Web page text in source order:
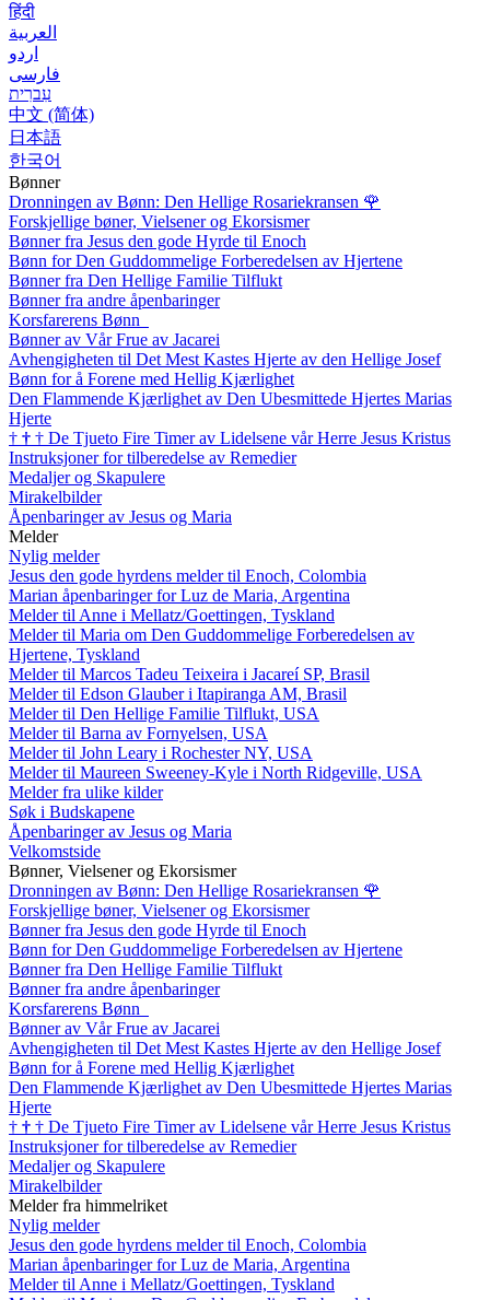
हिंदी
العربية
اردو
فارسی
עִברִית
中文 (简体)
日本語
한국어
Bønner
Dronningen av Bønn: Den Hellige Rosariekransen 🌹
Forskjellige bøner, Vielsener og Ekorsismer
Bønner fra Jesus den gode Hyrde til Enoch
Bønn for Den Guddommelige Forberedelsen av Hjertene
Bønner fra Den Hellige Familie Tilflukt
Bønner fra andre åpenbaringer
Korsfarerens Bønn
Bønner av Vår Frue av Jacarei
Avhengigheten til Det Mest Kastes Hjerte av den Hellige Josef
Bønn for å Forene med Hellig Kjærlighet
Den Flammende Kjærlighet av Den Ubesmittede Hjertes Marias
Hjerte
† † † De Tjueto Fire Timer av Lidelsene vår Herre Jesus Kristus
Instruksjoner for tilberedelse av Remedier
Medaljer og Skapulere
Mirakelbilder
Åpenbaringer av Jesus og Maria
Melder
Nylig melder
Jesus den gode hyrdens melder til Enoch, Colombia
Marian åpenbaringer for Luz de Maria, Argentina
Melder til Anne i Mellatz/Goettingen, Tyskland
Melder til Maria om Den Guddommelige Forberedelsen av
Hjertene, Tyskland
Melder til Marcos Tadeu Teixeira i Jacareí SP, Brasil
Melder til Edson Glauber i Itapiranga AM, Brasil
Melder til Den Hellige Familie Tilflukt, USA
Melder til Barna av Fornyelsen, USA
Melder til John Leary i Rochester NY, USA
Melder til Maureen Sweeney-Kyle i North Ridgeville, USA
Melder fra ulike kilder
Søk i Budskapene
Åpenbaringer av Jesus og Maria
Velkomstside
Bønner, Vielsener og Ekorsismer
Dronningen av Bønn: Den Hellige Rosariekransen 🌹
Forskjellige bøner, Vielsener og Ekorsismer
Bønner fra Jesus den gode Hyrde til Enoch
Bønn for Den Guddommelige Forberedelsen av Hjertene
Bønner fra Den Hellige Familie Tilflukt
Bønner fra andre åpenbaringer
Korsfarerens Bønn
Bønner av Vår Frue av Jacarei
Avhengigheten til Det Mest Kastes Hjerte av den Hellige Josef
Bønn for å Forene med Hellig Kjærlighet
Den Flammende Kjærlighet av Den Ubesmittede Hjertes Marias
Hjerte
† † † De Tjueto Fire Timer av Lidelsene vår Herre Jesus Kristus
Instruksjoner for tilberedelse av Remedier
Medaljer og Skapulere
Mirakelbilder
Melder fra himmelriket
Nylig melder
Jesus den gode hyrdens melder til Enoch, Colombia
Marian åpenbaringer for Luz de Maria, Argentina
Melder til Anne i Mellatz/Goettingen, Tyskland